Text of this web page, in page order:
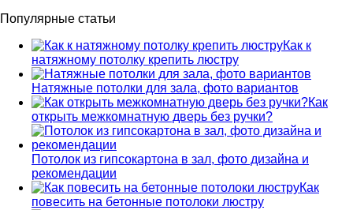
Популярные статьи
Как к
натяжному потолку крепить люстру
Натяжные потолки для зала, фото вариантов
Как
открыть межкомнатную дверь без ручки?
Потолок из гипсокартона в зал, фото дизайна и
рекомендации
Как
повесить на бетонные потолоки люстру